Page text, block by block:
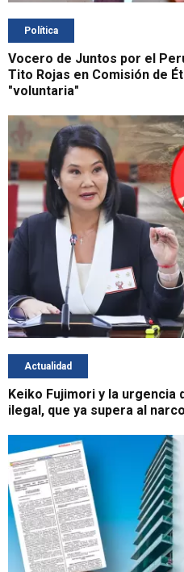
Política
Vocero de Juntos por el
Tito Rojas en Comisión de
"voluntaria"
Actualidad
Keiko Fujimori y la urgencia
ilegal, que ya supera al